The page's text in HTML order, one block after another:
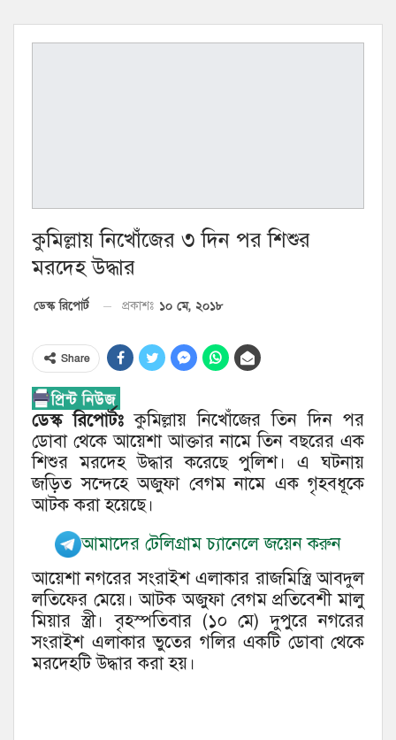
কুমিল্লায় নিখোঁজের ৩ দিন পর শিশুর
মরদেহ উদ্ধার
ডেস্ক রিপোর্ট প্রকাশঃ ১০ মে, ২০১৮
Share
ডেস্ক রিপোর্টঃ কুমিল্লায় নিখোঁজের তিন দিন পর
ডোবা থেকে আয়েশা আক্তার নামে তিন বছরের এক
শিশুর মরদেহ উদ্ধার করেছে পুলিশ। এ ঘটনায়
জড়িত সন্দেহে অজুফা বেগম নামে এক গৃহবধূকে
আটক করা হয়েছে।
আমাদের টেলিগ্রাম চ্যানেলে জয়েন করুন
আয়েশা নগরের সংরাইশ এলাকার রাজমিস্ত্রি আবদুল
লতিফের মেয়ে। আটক অজুফা বেগম প্রতিবেশী মালু
মিয়ার স্ত্রী। বৃহস্পতিবার (১০ মে) দুপুরে নগরের
সংরাইশ এলাকার ভুতের গলির একটি ডোবা থেকে
মরদেহটি উদ্ধার করা হয়।